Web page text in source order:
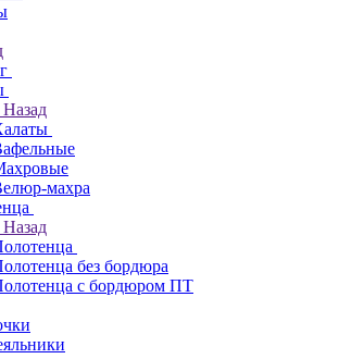
Назад
махра
Назад
без бордюра
с бордюром ПТ